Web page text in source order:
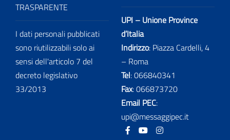
TRASPARENTE
I dati personali pubblicati
sono riutilizzabili solo ai
sensi dell'articolo 7 del
decreto legislativo
33/2013
UPI – Unione Province
d’Italia
Indirizzo: Piazza Cardelli, 4
– Roma
Tel:066840341
Fax:066873720
Email PEC:
upi@messaggipec.it
FacebookYoutube